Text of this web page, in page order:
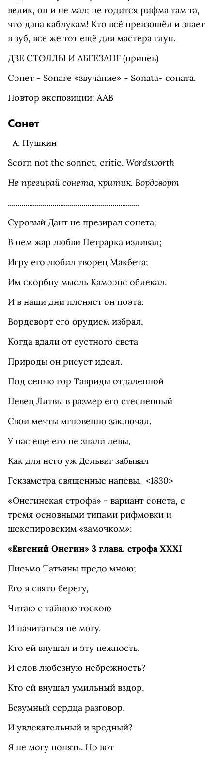
велик, он и не мал; не годится рифма там та,
что дана каблукам! Кто всё превзошёл и знает
в зуб, все же тот ещё для мастера глуп.
ДВЕ СТОЛЛЫ И АБГЕЗАНГ (припев)
Сонет - Sonare «звучание» - Sonata- соната.
Повтор экспозиции: ААВ
Сонет
А. Пушкин
Scorn not the sonnet, critic. Wordsworth
Не презирай сонета, критик. Вордсворт
....................................................................
Суровый Дант не презирал сонета;
В нем жар любви Петрарка изливал;
Игру его любил творец Макбета;
Им скорбну мысль Камоэнс облекал.
И в наши дни пленяет он поэта:
Вордсворт его орудием избрал,
Когда вдали от суетного света
Природы он рисует идеал.
Под сенью гор Тавриды отдаленной
Певец Литвы в размер его стесненный
Свои мечты мгновенно заключал.
У нас еще его не знали девы,
Как для него уж Дельвиг забывал
Гекзаметра священные напевы. <1830>
«Онегинская строфа» - вариант сонета, с
тремя основными типами рифмовки и
шекспировским «замочком»:
«Евгений Онегин» 3 глава, строфа ХХХI
Письмо Татьяны предо мною;
Его я свято берегу,
Читаю с тайною тоскою
И начитаться не могу.
Кто ей внушал и эту нежность,
И слов любезную небрежность?
Кто ей внушал умильный вздор,
Безумный сердца разговор,
И увлекательный и вредный?
Я не могу понять. Но вот